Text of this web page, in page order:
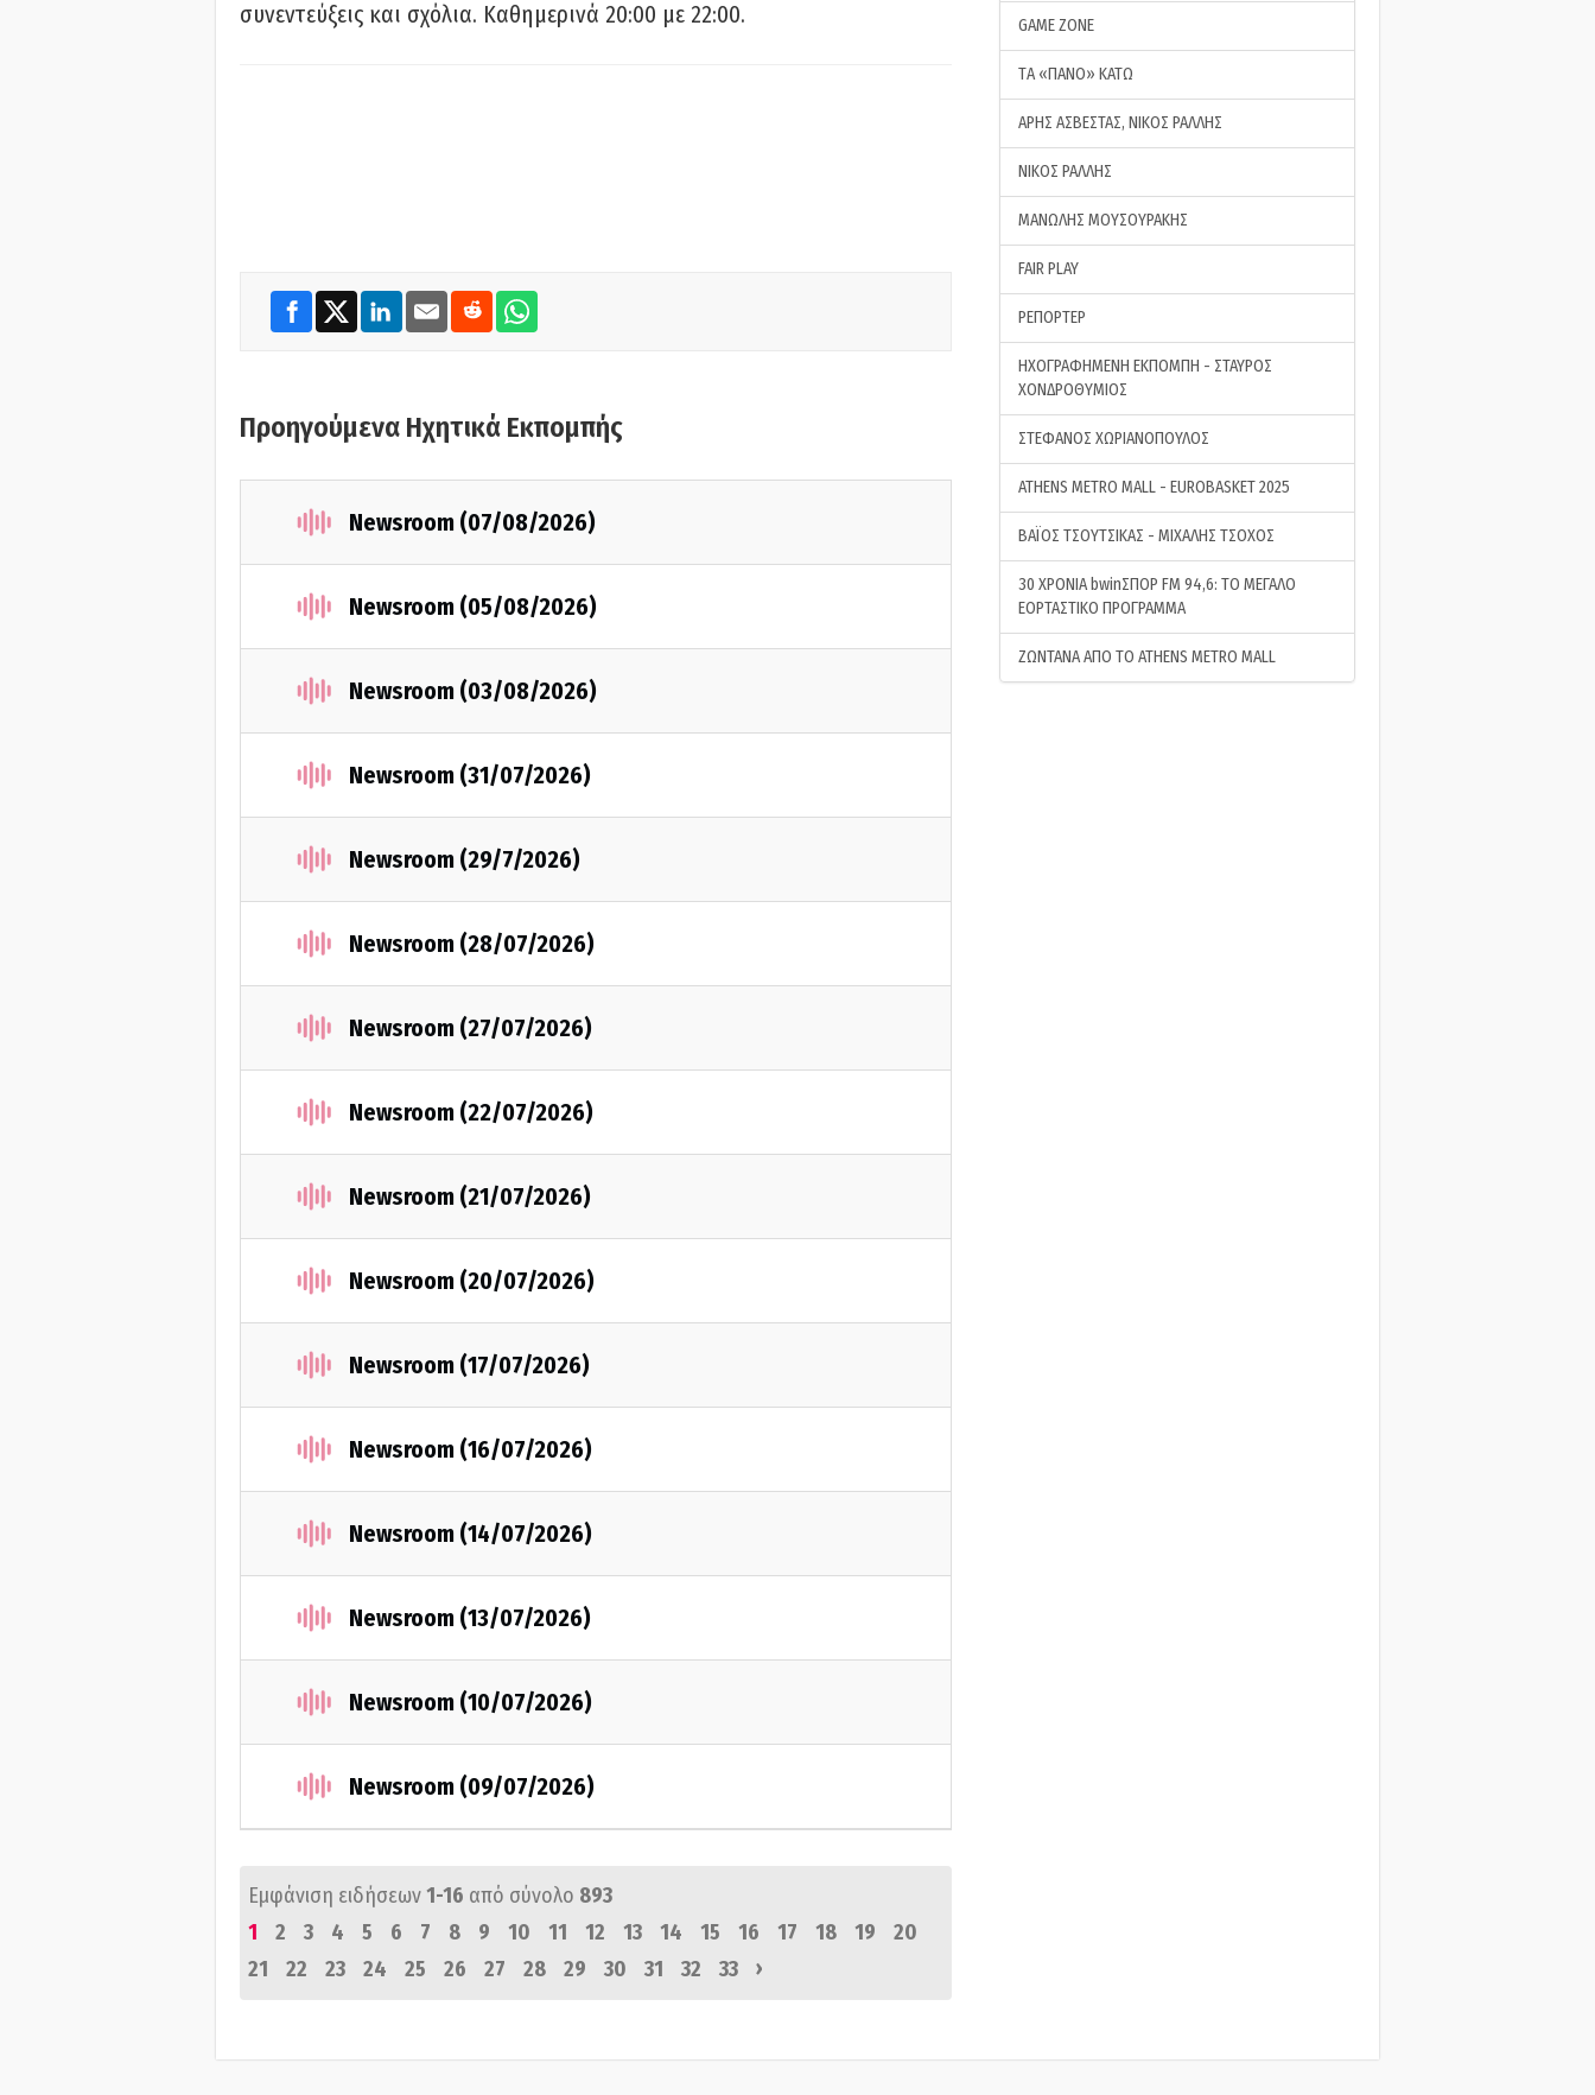
συνεντεύξεις και σχόλια. Καθημερινά 20:00 με 22:00.
Προηγούμενα Ηχητικά Εκπομπής
Newsroom (07/08/2026)
Newsroom (05/08/2026)
Newsroom (03/08/2026)
Newsroom (31/07/2026)
Newsroom (29/7/2026)
Newsroom (28/07/2026)
Newsroom (27/07/2026)
Newsroom (22/07/2026)
Newsroom (21/07/2026)
Newsroom (20/07/2026)
Newsroom (17/07/2026)
Newsroom (16/07/2026)
Newsroom (14/07/2026)
Newsroom (13/07/2026)
Newsroom (10/07/2026)
Newsroom (09/07/2026)
Εμφάνιση ειδήσεων1-16 από σύνολο 893
1
2 3 4 5 6 7 8 9 10 11 12 13 14 15 16 17 18 19
20
21
22 23 24 25 26 27 28 29 30 31 32 33 ›
GAME ZONE
ΤA «ΠΑΝΟ» ΚΑΤΩ
ΑΡΗΣ ΑΣΒΕΣΤΑΣ, ΝΙΚΟΣ ΡΑΛΛΗΣ
ΝΙΚΟΣ ΡΑΛΛΗΣ
ΜΑΝΩΛΗΣ ΜΟΥΣΟΥΡΑΚΗΣ
FAIR PLAY
ΡΕΠΟΡΤΕΡ
ΗΧΟΓΡΑΦΗΜΕΝΗ ΕΚΠΟΜΠΗ - ΣΤΑΥΡΟΣ
ΧΟΝΔΡΟΘΥΜΙΟΣ
ΣΤΕΦΑΝΟΣ ΧΩΡΙΑΝΟΠΟΥΛΟΣ
ATHENS METRO MALL - EUROBASKET 2025
ΒΑΪΟΣ ΤΣΟΥΤΣΙΚΑΣ - ΜΙΧΑΛΗΣ ΤΣΟΧΟΣ
30 ΧΡΟΝΙΑ bwinΣΠΟΡ FM 94,6: ΤΟ ΜΕΓΑΛΟ
ΕΟΡΤΑΣΤΙΚΟ ΠΡΟΓΡΑΜΜΑ
ΖΩΝΤΑΝΑ ΑΠΟ ΤΟ ATHENS METRO MALL